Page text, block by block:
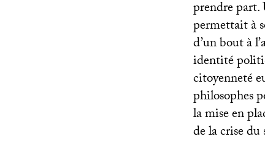
prendre part.
permettait à
d’un bout à
identité
citoyenneté
philosophes
la mise en
de la crise